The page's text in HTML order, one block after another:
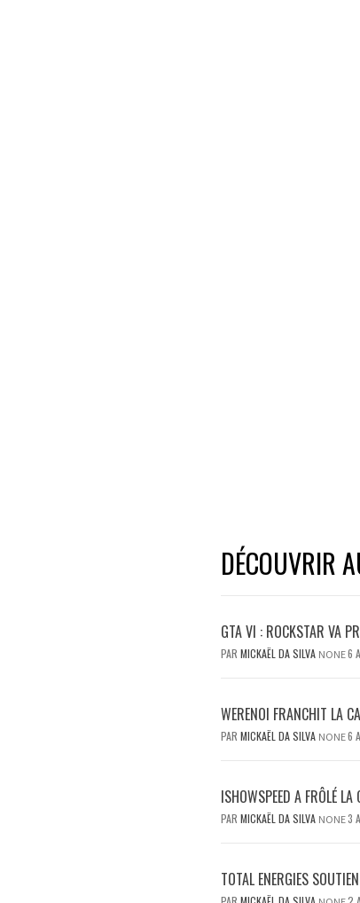
DÉCOUVRIR
GTA VI : ROCKSTAR VA
PAR MICKAËL DA SILVA NONE6
WERENOI FRANCHIT LA
PAR MICKAËL DA SILVA NONE6
ISHOWSPEED A FRÔLÉ
PAR MICKAËL DA SILVA NONE3
TOTAL ENERGIES